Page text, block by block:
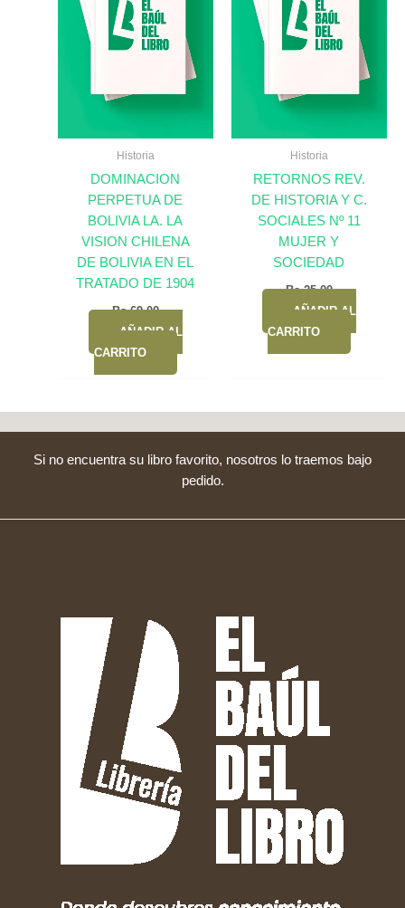
Historia
DOMINACION
PERPETUA DE
BOLIVIA LA. LA
VISION CHILENA
DE BOLIVIA EN EL
TRATADO DE 1904
Bs.69,00
AÑADIR AL
CARRITO
Historia
RETORNOS REV.
DE HISTORIA Y C.
SOCIALES Nº 11
MUJER Y
SOCIEDAD
Bs.25,00
AÑADIR AL
CARRITO
Si no encuentra su libro favorito, nosotros lo traemos bajo
pedido.